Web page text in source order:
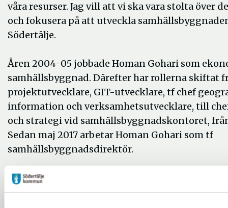
våra resurser. Jag vill att vi ska vara stolta över
och fokusera på att utveckla
Södertälje.
Åren 2004-05 jobbade Homan Gohari som
samhällsbyggnad. Därefter har rollerna skiftat
projektutvecklare, GIT-utvecklare, tf chef
information och verksamhetsutvecklare, till
och strategi vid samhällsbyggnadskontoret,
Sedan maj 2017 arbetar Homan Gohari som tf
samhällsbyggnadsdirektör.
Mer information: